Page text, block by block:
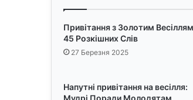
Привітання з Золотим
45 Розкішних Слів
27 Березня 2025
Напутні привітання на весілля: